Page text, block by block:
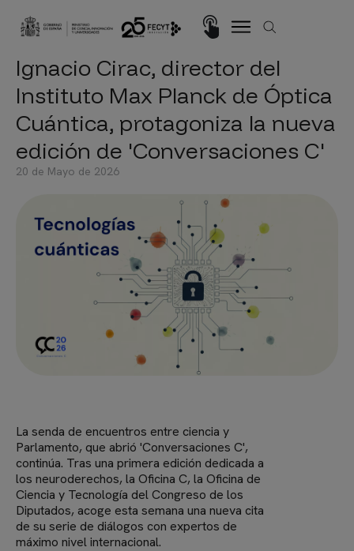
Imagen
20 de Mayo de 2026
Ignacio Cirac, director del
Instituto Max Planck de Óptica
Cuántica, protagoniza la nueva
edición de 'Conversaciones C'
La senda de encuentros entre ciencia y
Parlamento, que abrió 'Conversaciones C',
continúa. Tras una primera edición dedicada a
los neuroderechos, la Oficina C, la Oficina de
Ciencia y Tecnología del Congreso de los
Diputados, acoge esta semana una nueva cita
de su serie de diálogos con expertos de
máximo nivel internacional.